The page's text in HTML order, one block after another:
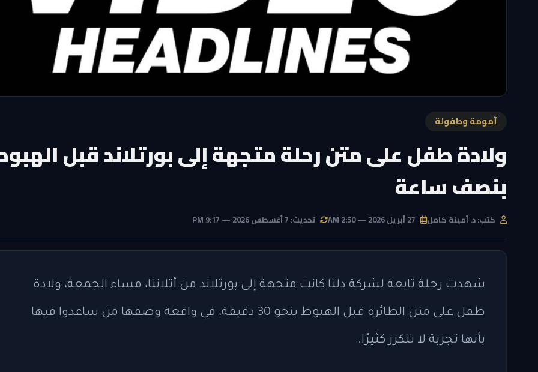
أمومة وطفولة
ولادة طفل على متن رحلة متجهة إلى بورتلاند قبل
بنصف ساعة
كتب: د. أمينة كامل تحديث: 7 أغسطس 2026 — 9:17 PM
شهدت رحلة تابعة لشركة دلتا كانت متجهة إلى بورتلاند من أتلانتا، مساء الجمعة، ولادة
طفل على متن الطائرة قبل الهبوط بنحو 30 دقيقة، في واقعة وصفها من ساعدوا فيها
بأنها تجربة لا تتكرر كثيرًا.